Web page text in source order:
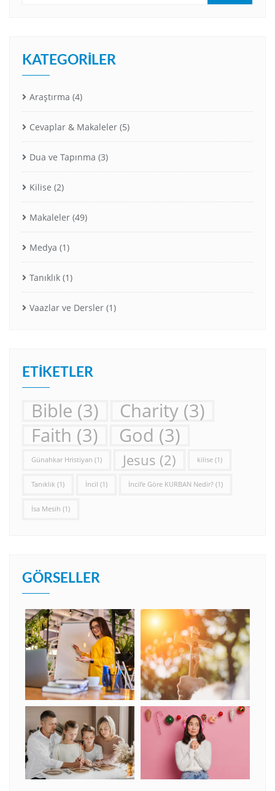
KATEGORILER
Araştırma (4)
Cevaplar & Makaleler (5)
Dua ve Tapınma (3)
Kilise (2)
Makaleler (49)
Medya (1)
Tanıklık (1)
Vaazlar ve Dersler (1)
ETIKETLER
Bible (3) Charity (3)
Faith (3) God (3)
Günahkar Hristiyan (1) Jesus (2) kilise (1)
Tanıklık (1) İncil (1) İncil’e Göre KURBAN Nedir? (1)
İsa Mesih (1)
GÖRSELLER